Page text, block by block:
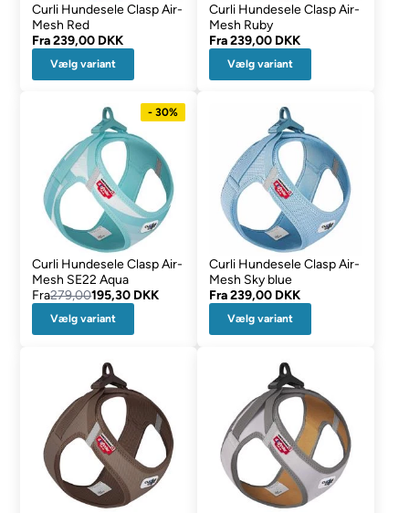
Curli Hundesele Clasp Air-
Mesh Red
Fra239,00 DKK
Vælg variant
Curli Hundesele Clasp Air-
Mesh Ruby
Fra239,00 DKK
Vælg variant
- 30%
Curli Hundesele Clasp Air-
Mesh SE22 Aqua
Fra279,00195,30 DKK
Vælg variant
Curli Hundesele Clasp Air-
Mesh Sky blue
Fra239,00 DKK
Vælg variant